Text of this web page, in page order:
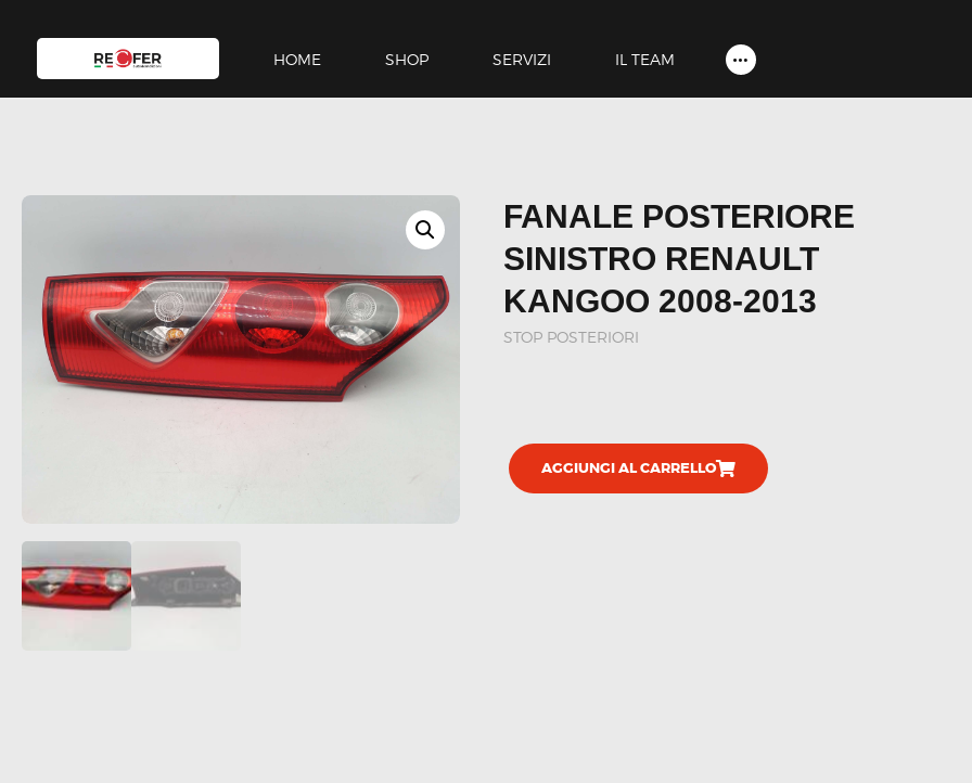
HOME SHOP SERVIZI IL TEAM
SHOP
SERVIZI
ACCOUNT
FANALE POSTERIORE
SINISTRO RENAULT
KANGOO 2008-2013
STOP POSTERIORI
AGGIUNGI AL CARRELLO